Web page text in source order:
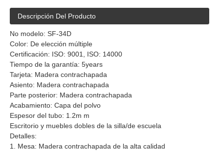
Descripción Del Producto
No modelo: SF-34D
Color: De elección múltiple
Certificación: ISO: 9001, ISO: 14000
Tiempo de la garantía: 5years
Tarjeta: Madera contrachapada
Asiento: Madera contrachapada
Parte posterior: Madera contrachapada
Acabamiento: Capa del polvo
Espesor del tubo: 1.2m m
Escritorio y muebles dobles de la silla/de escuela
Detalles:
1. Mesa: Madera contrachapada de la alta calidad